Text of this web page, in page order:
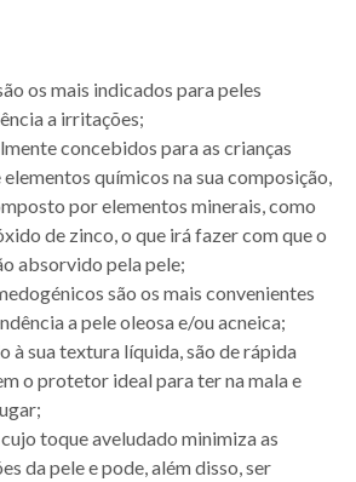
os mais indicados para peles
a irritações;
concebidos para as crianças
químicos na sua composição,
por elementos minerais, como
de zinco, o que irá fazer com que o
absorvido pela pele;
são os mais convenientes
a pele oleosa e/ou acneica;
à sua textura líquida, são de rápida
o protetor ideal para ter na mala e
toque aveludado minimiza as
da pele e pode, além disso, ser